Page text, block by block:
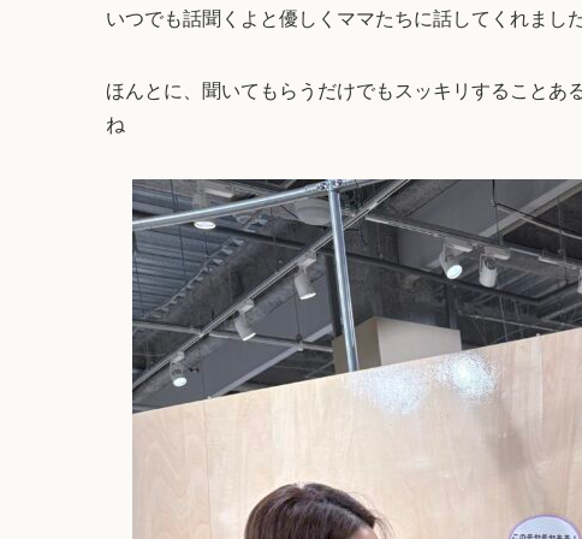
いつでも話聞くよと優しくママたちに話してくれました
ほんとに、聞いてもらうだけでもスッキリすること
ね